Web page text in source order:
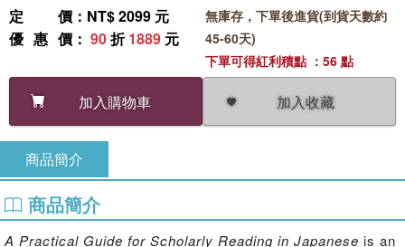
定價 ：NT$ 2099 元
優惠價 ： 90折1889 元
加入購物車 加入收藏
無庫存，下單後進貨(到貨天數約
45-60天)
下單可得紅利積點 ：56 點
商品簡介
商品簡介
A Practical Guide for Scholarly Reading in Japanese is an